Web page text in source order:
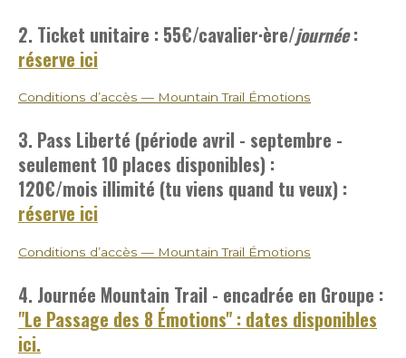
2. Ticket unitaire : 55€/cavalier·ère/journée:
réserve ici
Conditions d’accès — Mountain Trail Émotions
3. Pass Liberté (période avril - septembre -
seulement 10 places disponibles) :
120€/mois illimité (tu viens quand tu veux) :
réserve ici
Conditions d’accès — Mountain Trail Émotions
4. Journée Mountain Trail - encadrée en Groupe :
"Le Passage des 8 Émotions" : dates disponibles
ici.